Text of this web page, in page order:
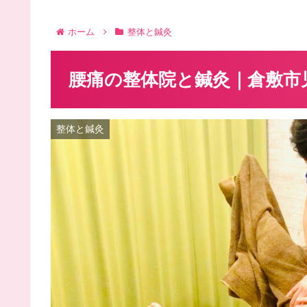
ホーム 整体と鍼灸
腰痛の整体院と鍼灸｜倉敷市
整体と鍼灸